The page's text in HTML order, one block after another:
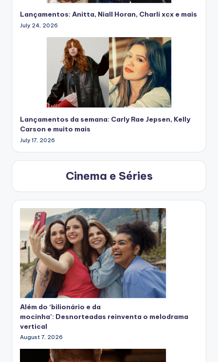
Lançamentos: Anitta, Niall Horan, Charli xcx e mais
July 24, 2026
Lançamentos da semana: Carly Rae Jepsen, Kelly
Carson e muito mais
July 17, 2026
Cinema e Séries
Além do ‘bilionário e da
mocinha’: Desnorteadas reinventa o melodrama
vertical
August 7, 2026